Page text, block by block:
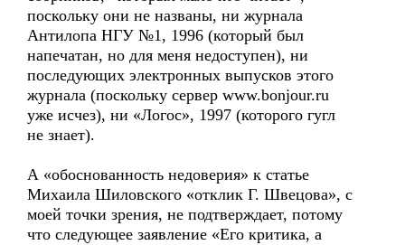
поскольку они не названы, ни журнала
Антилопа НГУ №1, 1996 (который был
напечатан, но для меня недоступен), ни
последующих электронных выпусков этого
журнала (поскольку сервер www.bonjour.ru
уже исчез), ни «Логос», 1997 (которого гугл
не знает).
А «обоснованность недоверия» к статье
Михаила Шиловского «отклик Г. Швецова», с
моей точки зрения, не подтверждает, потому
что следующее заявление «Его критика, а